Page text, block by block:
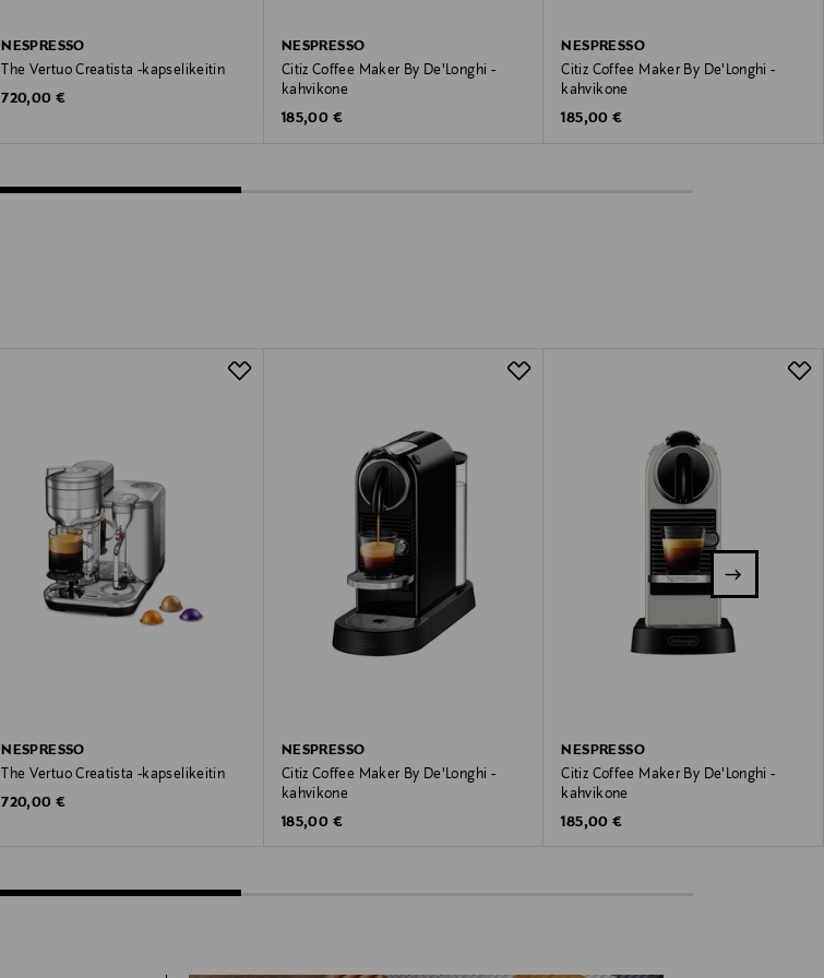
NESPRESSO
The Vertuo Creatista -kapselikeitin
Original Price
720,00 €
NESPRESSO
Citiz Coffee Maker By De'Longhi -
kahvikone
Original Price
185,00 €
NESPRESSO
Citiz Coffee Maker By De'Longhi -
kahvikone
Original Price
185,00 €
NESPRESSO
The Vertuo Creatista -kapselikeitin
Original Price
720,00 €
NESPRESSO
Citiz Coffee Maker By De'Longhi -
kahvikone
Original Price
185,00 €
NESPRESSO
Citiz Coffee Maker By De'Longhi -
kahvikone
Original Price
185,00 €